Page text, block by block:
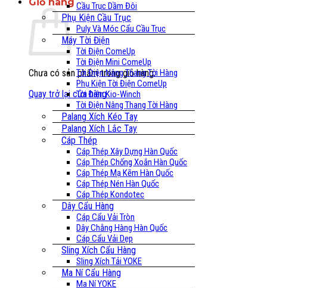
Chưa có sản phẩm trong giỏ hàng.
Quay trở lại cửa hàng
Cầu Trục Dầm Đôi
Phụ Kiện Cầu Trục
Puly Và Móc Cẩu Cầu Trục
Máy Tời Điện
Tời Điện ComeUp
Tời Điện Mini ComeUp
Tời Điện Nâng Thang Tời Hàng
Phụ Kiện Tời Điện ComeUp
Tời Điện Kio-Winch
Tời Điện Nâng Thang Tời Hàng
Palang Xích Kéo Tay
Palang Xích Lắc Tay
Cáp Thép
Cáp Thép Xây Dựng Hàn Quốc
Cáp Thép Chống Xoắn Hàn Quốc
Cáp Thép Mạ Kẽm Hàn Quốc
Cáp Thép Nén Hàn Quốc
Cáp Thép Kondotec
Dây Cẩu Hàng
Cáp Cẩu Vải Tròn
Dây Chằng Hàng Hàn Quốc
Cáp Cẩu Vải Dẹp
Sling Xích Cẩu Hàng
Sling Xích Tải YOKE
Ma Ní Cẩu Hàng
Ma Ní YOKE